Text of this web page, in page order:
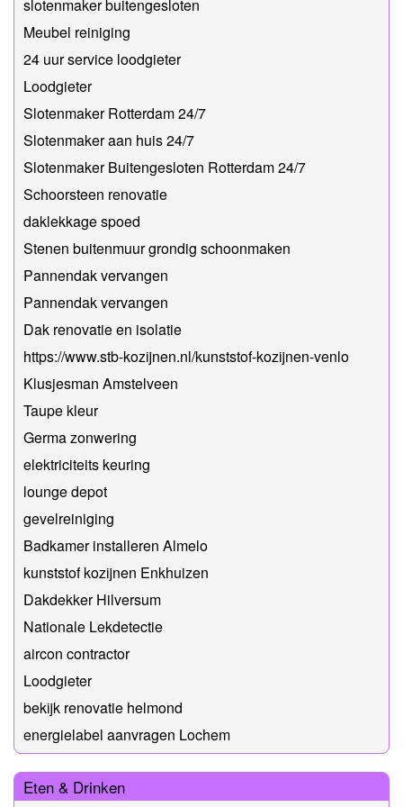
slotenmaker buitengesloten
Meubel reiniging
24 uur service loodgieter
Loodgieter
Slotenmaker Rotterdam 24/7
Slotenmaker aan huis 24/7
Slotenmaker Buitengesloten Rotterdam 24/7
Schoorsteen renovatie
daklekkage spoed
Stenen buitenmuur grondig schoonmaken
Pannendak vervangen
Pannendak vervangen
Dak renovatie en isolatie
https://www.stb-kozijnen.nl/kunststof-kozijnen-venlo
Klusjesman Amstelveen
Taupe kleur
Germa zonwering
elektriciteits keuring
lounge depot
gevelreiniging
Badkamer installeren Almelo
kunststof kozijnen Enkhuizen
Dakdekker Hilversum
Nationale Lekdetectie
aircon contractor
Loodgieter
bekijk renovatie helmond
energielabel aanvragen Lochem
Eten & Drinken